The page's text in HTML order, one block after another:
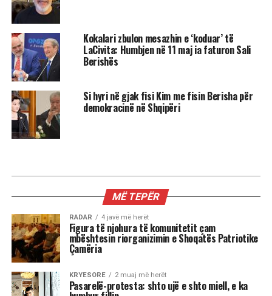
Kokalari zbulon mesazhin e ‘koduar’ të
LaCivita: Humbjen në 11 maj ia faturon Sali
Berishës
Si hyri në gjak fisi Kim me fisin Berisha për
demokracinë në Shqipëri
Ish Sekretari Blinken: U qëndroj
plotësisht sanksioneve ndaj
Berishës, ato tregojnë fajet e tij, jo
të SHBA